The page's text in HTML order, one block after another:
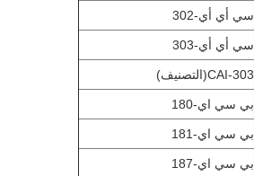
سي أي أي-302
سي أي أي-303
CAI-303(التصنيف)
بي سي اي-180
بي سي اي-181
بي سي اي-187